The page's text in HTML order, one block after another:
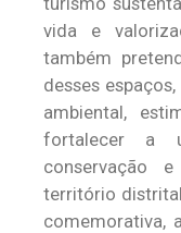
vida e
também
desses
ambiental,
fortalecer a
conservação
território
comemorativa,